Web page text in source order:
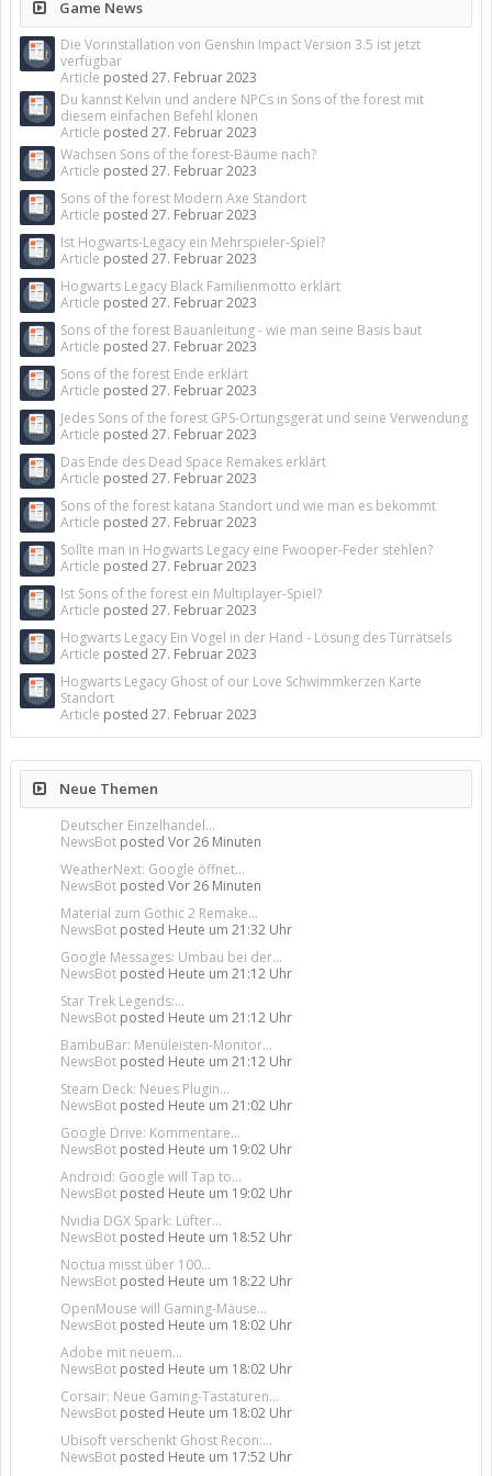
Game News
Die Vorinstallation von Genshin Impact Version 3.5 ist jetzt
verfügbar
Article posted 27. Februar 2023
Du kannst Kelvin und andere NPCs in Sons of the forest mit
diesem einfachen Befehl klonen
Article posted 27. Februar 2023
Wachsen Sons of the forest-Bäume nach?
Article posted 27. Februar 2023
Sons of the forest Modern Axe Standort
Article posted 27. Februar 2023
Ist Hogwarts-Legacy ein Mehrspieler-Spiel?
Article posted 27. Februar 2023
Hogwarts Legacy Black Familienmotto erklärt
Article posted 27. Februar 2023
Sons of the forest Bauanleitung - wie man seine Basis baut
Article posted 27. Februar 2023
Sons of the forest Ende erklärt
Article posted 27. Februar 2023
Jedes Sons of the forest GPS-Ortungsgerät und seine Verwendung
Article posted 27. Februar 2023
Das Ende des Dead Space Remakes erklärt
Article posted 27. Februar 2023
Sons of the forest katana Standort und wie man es bekommt
Article posted 27. Februar 2023
Sollte man in Hogwarts Legacy eine Fwooper-Feder stehlen?
Article posted 27. Februar 2023
Ist Sons of the forest ein Multiplayer-Spiel?
Article posted 27. Februar 2023
Hogwarts Legacy Ein Vogel in der Hand - Lösung des Türrätsels
Article posted 27. Februar 2023
Hogwarts Legacy Ghost of our Love Schwimmkerzen Karte
Standort
Article posted 27. Februar 2023
Neue Themen
Deutscher Einzelhandel...
NewsBot posted Vor 26 Minuten
WeatherNext: Google öffnet...
NewsBot posted Vor 26 Minuten
Material zum Gothic 2 Remake...
NewsBot posted Heute um 21:32 Uhr
Google Messages: Umbau bei der...
NewsBot posted Heute um 21:12 Uhr
Star Trek Legends:...
NewsBot posted Heute um 21:12 Uhr
BambuBar: Menüleisten-Monitor...
NewsBot posted Heute um 21:12 Uhr
Steam Deck: Neues Plugin...
NewsBot posted Heute um 21:02 Uhr
Google Drive: Kommentare...
NewsBot posted Heute um 19:02 Uhr
Android: Google will Tap to...
NewsBot posted Heute um 19:02 Uhr
Nvidia DGX Spark: Lüfter...
NewsBot posted Heute um 18:52 Uhr
Noctua misst über 100...
NewsBot posted Heute um 18:22 Uhr
OpenMouse will Gaming-Mäuse...
NewsBot posted Heute um 18:02 Uhr
Adobe mit neuem...
NewsBot posted Heute um 18:02 Uhr
Corsair: Neue Gaming-Tastaturen...
NewsBot posted Heute um 18:02 Uhr
Ubisoft verschenkt Ghost Recon:...
NewsBot posted Heute um 17:52 Uhr